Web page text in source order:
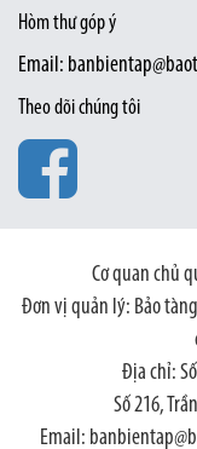
Hòm thư góp ý
Email:
Theo dõi chúng tôi
Cơ quan chủ
Đơn vị quản lý: Bảo tàng
Địa chỉ:
Số 216,
Email: